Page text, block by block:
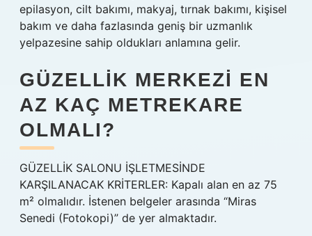
epilasyon, cilt bakımı, makyaj, tırnak bakımı, kişisel
bakım ve daha fazlasında geniş bir uzmanlık
yelpazesine sahip oldukları anlamına gelir.
GÜZELLIK MERKEZI EN
AZ KAÇ METREKARE
OLMALI?
GÜZELLİK SALONU İŞLETMESİNDE
KARŞILANACAK KRİTERLER: Kapalı alan en az 75
m² olmalıdır. İstenen belgeler arasında “Miras
Senedi (Fotokopi)” de yer almaktadır.